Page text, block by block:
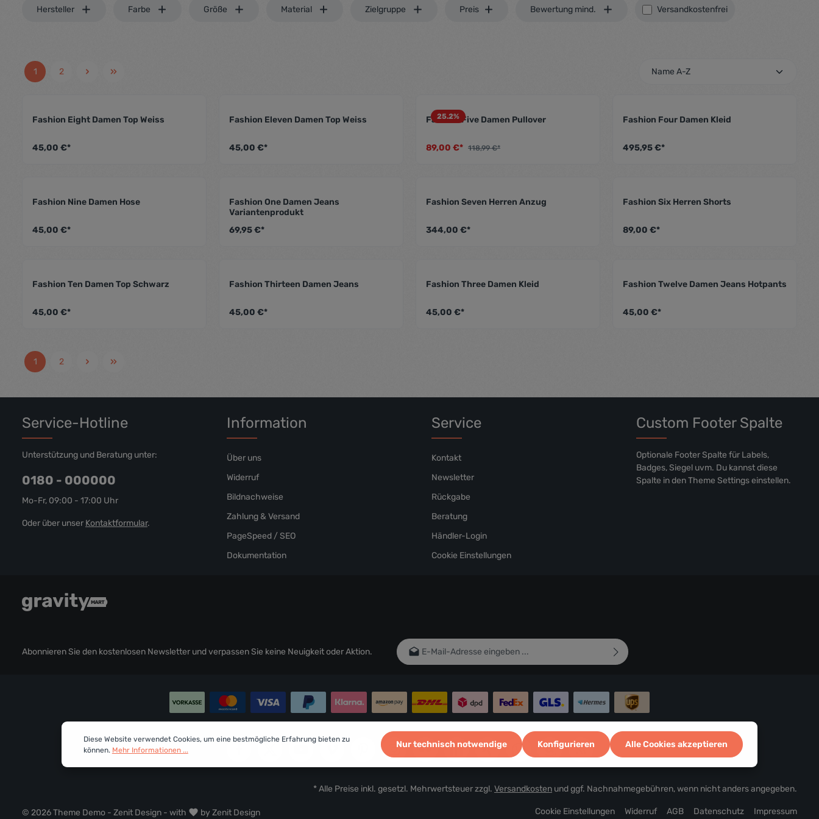
Hersteller Farbe Größe Material Zielgruppe Preis Bewertung mind. Filter hinzufügen: Versandkostenfrei
Versandkostenfrei
1 2
Fashion Eight Damen Top Weiss
45,00 €*
Fashion Eleven Damen Top Weiss
45,00 €*
25.2%
Fashion Five Damen Pullover
89,00 €* 118,99 €*
Fashion Four Damen Kleid
495,95 €*
Durchschnittliche Bewertung von 4.5 von 5 Sternen
Fashion Nine Damen Hose
45,00 €*
Fashion One Damen Jeans
Variantenprodukt
69,95 €*
Fashion Seven Herren Anzug
344,00 €*
Fashion Six Herren Shorts
89,00 €*
Fashion Ten Damen Top Schwarz
45,00 €*
Fashion Thirteen Damen Jeans
45,00 €*
Fashion Three Damen Kleid
45,00 €*
Fashion Twelve Damen Jeans Hotpants
45,00 €*
1 2
Abonnieren Sie den kostenlosen Newsletter und verpassen Sie keine Neuigkeit oder Aktion.
E-Mail-Adresse*
einverstanden.
Zeichen ein*
Custom Footer Spalte
Optionale Footer Spalte für Labels,
Badges, Siegel uvm. Du kannst diese
Spalte in den Theme Settings einstellen.
Service-Hotline
Unterstützung und Beratung unter:
0180 - 000000
Mo-Fr, 09:00 - 17:00 Uhr
Oder über unser Kontaktformular.
Information
Über uns
Widerruf
Bildnachweise
Zahlung & Versand
PageSpeed / SEO
Dokumentation
Service
Kontakt
Newsletter
Rückgabe
Beratung
Händler-Login
Cookie Einstellungen
* Alle Preise inkl. gesetzl. Mehrwertsteuer zzgl. Versandkosten und ggf. Nachnahmegebühren, wenn nicht anders angegeben.
© 2026 Theme Demo - Zenit Design - with by Zenit Design Cookie Einstellungen Widerruf AGB Datenschutz Impressum
Diese Website verwendet Cookies, um eine bestmögliche Erfahrung bieten zu
können. Mehr Informationen ...
Nur technisch notwendige Konfigurieren Alle Cookies akzeptieren